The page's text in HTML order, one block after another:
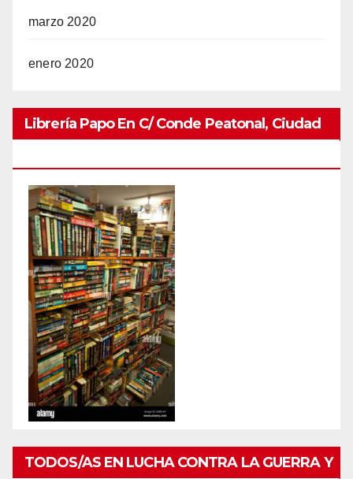
marzo 2020
enero 2020
Librería Papo En C/ Conde Peatonal, Ciudad
TODOS/AS EN LUCHA CONTRA LA GUERRA Y